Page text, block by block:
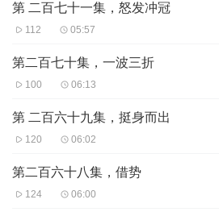
第 二百七十一集，怒发冲冠
112 05:57
第二百七十集，一波三折
100 06:13
第 二百六十九集，挺身而出
120 06:02
第二百六十八集，借势
124 06:00